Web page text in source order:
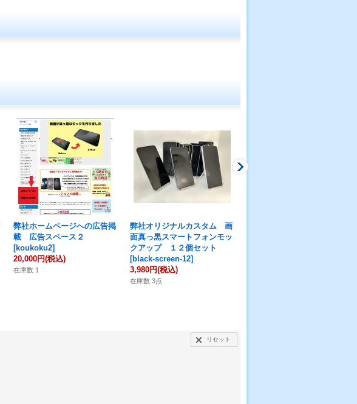
弊社ホームページへの広告掲
載 広告スペース２
[koukoku2]
20,000円(税込)
在庫数 1
弊社オリジナルカスタム 画
面真っ黒スマートフォンモッ
クアップ １２個セット
[black-screen-12]
3,980円(税込)
在庫数 3点
リセット